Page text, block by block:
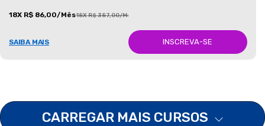
18X R$ 86,00/Mês18X R$ 387,00/Mês
SAIBA MAIS INSCREVA-SE
CARREGAR MAIS CURSOS